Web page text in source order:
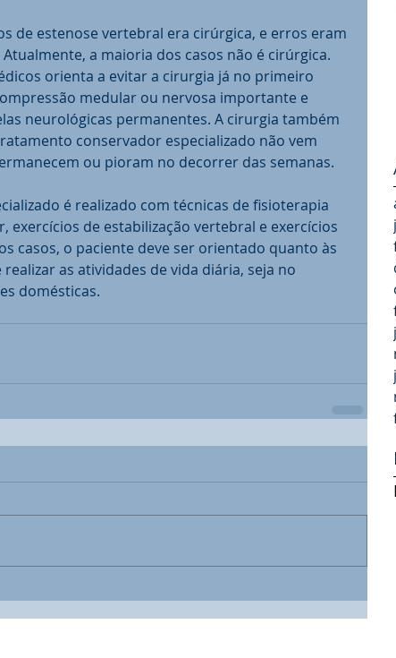
de estenose vertebral era cirúrgica, e erros eram
a maioria dos casos não é cirúrgica.
orienta a evitar a cirurgia já no primeiro
medular ou nervosa importante e
neurológicas permanentes. A cirurgia também
conservador especializado não vem
ou pioram no decorrer das semanas.
é realizado com técnicas de fisioterapia
exercícios de estabilização vertebral e exercícios
casos, o paciente deve ser orientado quanto às
as atividades de vida diária, seja no
domésticas.